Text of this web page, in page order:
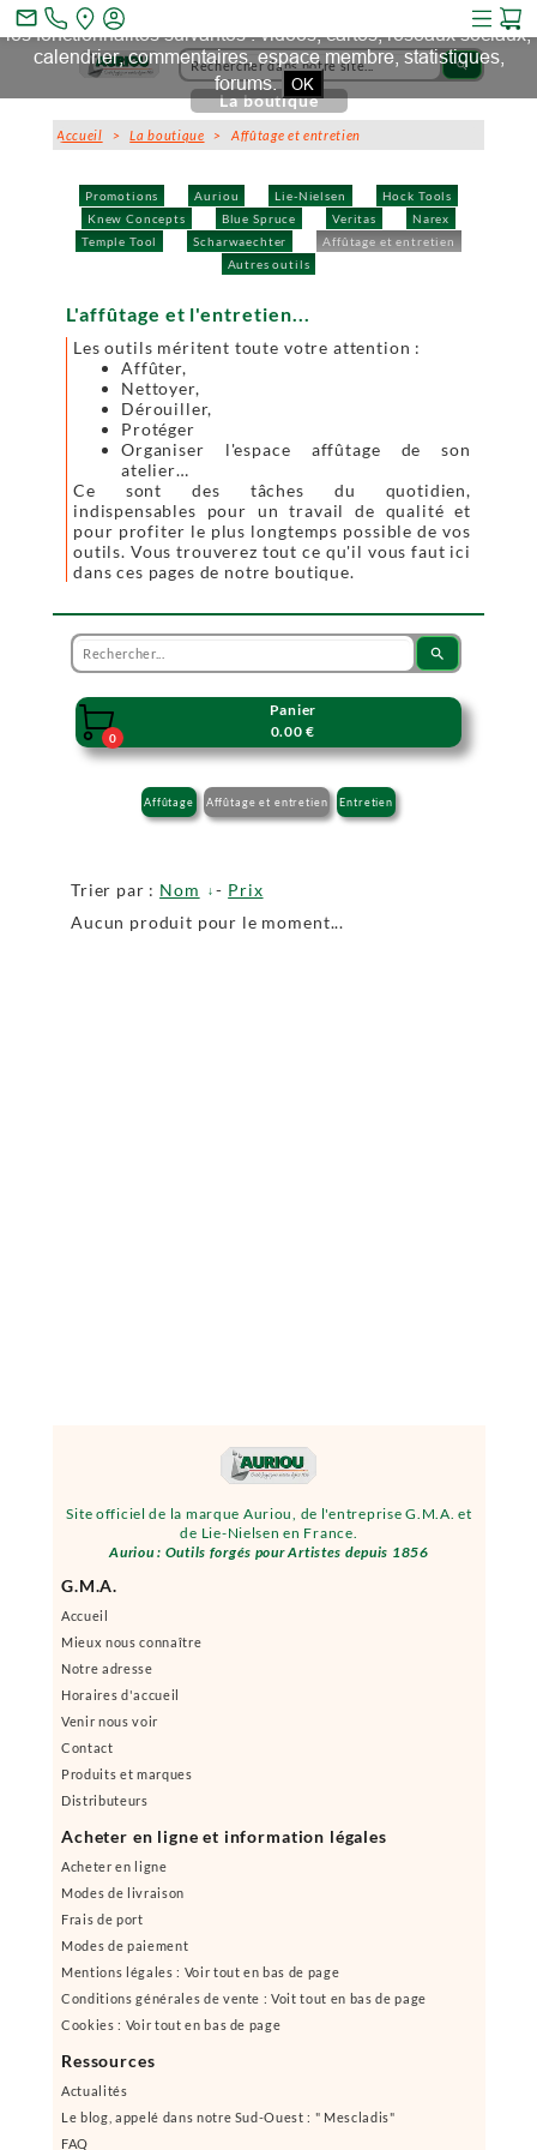
search
Promotions Auriou Lie-Nielsen
Hock Tools
Knew Concepts
Blue Spruce Veritas
Narex
Temple Tool
Scharwaechter
Affûtage et entretien
Autres outils
Site officiel de la marque Auriou, de l'entreprise G.M.A. et
de Lie-Nielsen en France.
Auriou : Outils forgés pour Artistes depuis 1856
G.M.A.
Accueil
Mieux nous connaître
Notre adresse
Horaires d'accueil
Venir nous voir
Contact
Produits et marques
Distributeurs
Acheter en ligne et information légales
Acheter en ligne
Modes de livraison
Frais de port
Modes de paiement
Mentions légales : Voir tout en bas de page
Conditions générales de vente : Voit tout en bas de page
Cookies : Voir tout en bas de page
Ressources
Actualités
Le blog, appelé dans notre Sud-Ouest : " Mescladis"
FAQ
La boutique
Accueil >La boutique > Affûtage et entretien
L'affûtage et l'entretien...
Les outils méritent toute votre attention :
Affûter,
Nettoyer,
Dérouiller,
Protéger
Organiser l'espace affûtage de son
atelier…
Ce sont des tâches du quotidien,
indispensables pour un travail de qualité et
pour profiter le plus longtemps possible de vos
outils. Vous trouverez tout ce qu'il vous faut ici
dans ces pages de notre boutique.
search

0
Panier
0.00 €
Affûtage Affûtage et entretien Entretien
Trier par : Nom - Prix
Aucun produit pour le moment...
mail_outline
Ce site et des sites tiers qu'il utilise collectent des cookies pour
les fonctionnalités suivantes : vidéos, cartes, réseaux sociaux,
calendrier, commentaires, espace membre, statistiques,
forums. OK